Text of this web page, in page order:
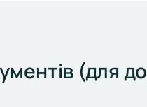
(для